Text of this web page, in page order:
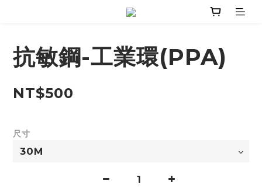
抗敏鋼-工業環(PPA)
NT$500
尺寸